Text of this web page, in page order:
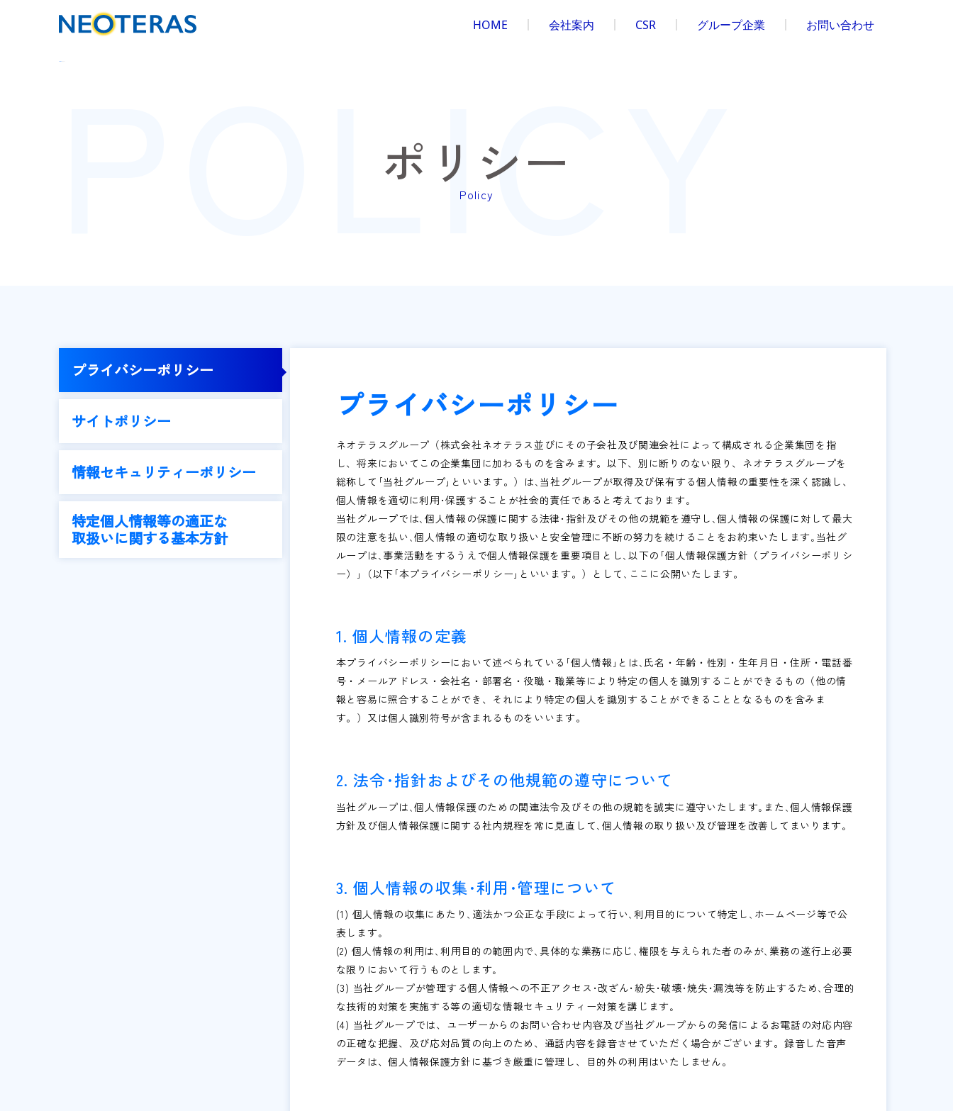
HOME 会社案内 CSR グループ企業 お問い合わせ
POLICY
ポリシー
Policy
プライバシーポリシー
サイトポリシー
情報セキュリティーポリシー
特定個人情報等の適正な
取扱いに関する基本方針
プライバシーポリシー
ネオテラスグループ（株式会社ネオテラス並びにその子会社及び関連会社によって構成される企業集団を指
し、将来においてこの企業集団に加わるものを含みます。以下、別に断りのない限り、ネオテラスグループを
総称して｢当社グループ｣といいます。）は､当社グループが取得及び保有する個人情報の重要性を深く認識し、
個人情報を適切に利用･保護することが社会的責任であると考えております｡
当社グループでは､個人情報の保護に関する法律･指針及びその他の規範を遵守し､個人情報の保護に対して最大
限の注意を払い､個人情報の適切な取り扱いと安全管理に不断の努力を続けることをお約束いたします｡当社グ
ループは､事業活動をするうえで個人情報保護を重要項目とし､以下の｢個人情報保護方針（プライバシーポリシ
ー）｣（以下｢本プライバシーポリシー｣といいます。）として､ここに公開いたします。
1. 個人情報の定義
本プライバシーポリシーにおいて述べられている｢個人情報｣とは､氏名・年齢・性別・生年月日・住所・電話番
号・メールアドレス・会社名・部署名・役職・職業等により特定の個人を識別することができるもの（他の情
報と容易に照合することができ、それにより特定の個人を識別することができることとなるものを含みま
す。）又は個人識別符号が含まれるものをいいます。
2. 法令･指針およびその他規範の遵守について
当社グループは､個人情報保護のための関連法令及びその他の規範を誠実に遵守いたします｡また､個人情報保護
方針及び個人情報保護に関する社内規程を常に見直して､個人情報の取り扱い及び管理を改善してまいります｡
3. 個人情報の収集･利用･管理について
(1) 個人情報の収集にあたり､適法かつ公正な手段によって行い､利用目的について特定し､ホームページ等で公
表します｡
(2) 個人情報の利用は､利用目的の範囲内で､具体的な業務に応じ､権限を与えられた者のみが､業務の遂行上必要
な限りにおいて行うものとします｡
(3) 当社グループが管理する個人情報への不正アクセス･改ざん･紛失･破壊･焼失･漏洩等を防止するため､合理的
な技術的対策を実施する等の適切な情報セキュリティー対策を講じます｡
(4) 当社グループでは、ユーザーからのお問い合わせ内容及び当社グループからの発信によるお電話の対応内容
の正確な把握、及び応対品質の向上のため、通話内容を録音させていただく場合がございます。録音した音声
データは、個人情報保護方針に基づき厳重に管理し、目的外の利用はいたしません。